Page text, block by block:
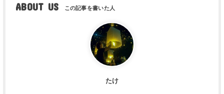
ABOUT US
たけ